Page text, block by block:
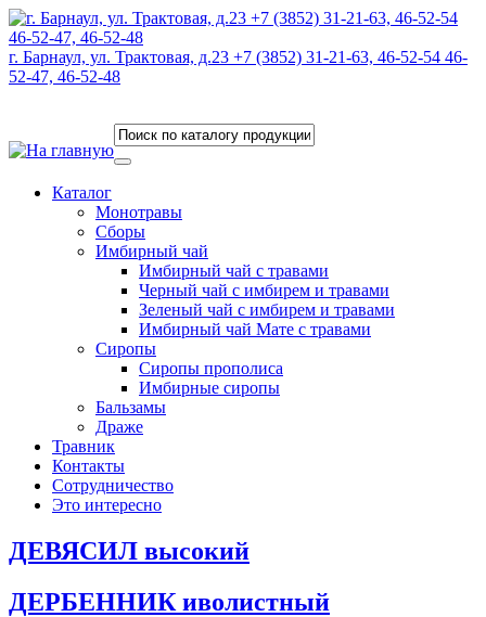
г. Барнаул, ул. Трактовая, д.23 +7 (3852) 31-21-63, 46-52-54 46-
52-47, 46-52-48
Каталог
Монотравы
Сборы
Имбирный чай
Имбирный чай с травами
Черный чай с имбирем и травами
Зеленый чай с имбирем и травами
Имбирный чай Мате с травами
Сиропы
Сиропы прополиса
Имбирные сиропы
Бальзамы
Драже
Травник
Контакты
Сотрудничество
Это интересно
ДЕВЯСИЛ высокий
ДЕРБЕННИК иволистный